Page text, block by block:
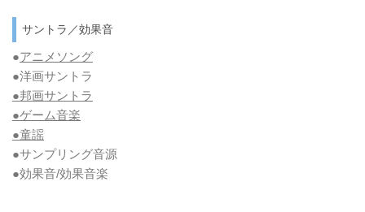
サントラ／効果音
●アニメソング
●洋画サントラ
●邦画サントラ
●ゲーム音楽
●童謡
●サンプリング音源
●効果音/効果音楽